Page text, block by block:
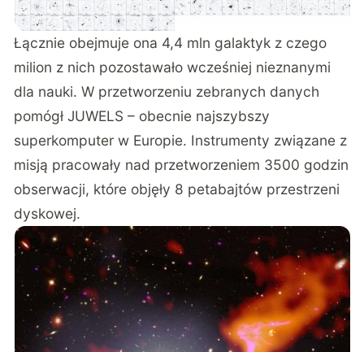
Łącznie obejmuje ona 4,4 mln galaktyk z czego
milion z nich pozostawało wcześniej nieznanymi
dla nauki. W przetworzeniu zebranych danych
pomógł JUWELS – obecnie najszybszy
superkomputer w Europie. Instrumenty związane z
misją pracowały nad przetworzeniem 3500 godzin
obserwacji, które objęły 8 petabajtów przestrzeni
dyskowej.